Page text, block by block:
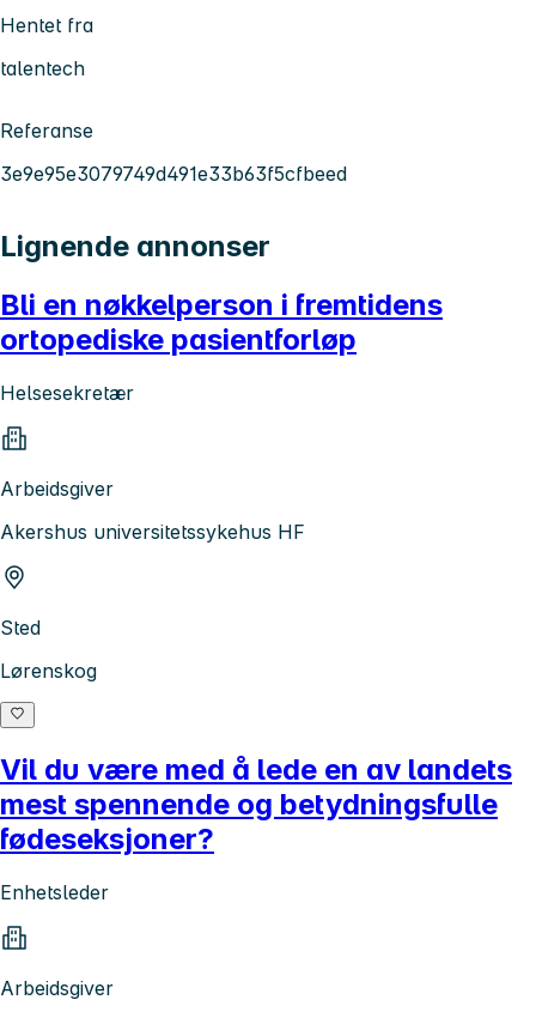
Hentet fra
talentech
Referanse
3e9e95e3079749d491e33b63f5cfbeed
Lignende annonser
Bli en nøkkelperson i fremtidens
ortopediske pasientforløp
Helsesekretær
Arbeidsgiver
Akershus universitetssykehus HF
Sted
Lørenskog
Vil du være med å lede en av landets
mest spennende og betydningsfulle
fødeseksjoner?
Enhetsleder
Arbeidsgiver